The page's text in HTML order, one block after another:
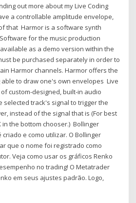
out more about my Live Coding
a controllable amplitude envelope,
that Harmor is a software synth
for the music production
as a demo version within the
be purchased separately in order to
Harmor channels. Harmor offers the
to draw one's own envelopes Live
custom-designed, built-in audio
selected track's signal to trigger the
instead of the signal that is (For best
in the bottom chooser.) Bollinger
criado e como utilizar. O Bollinger
que o nome foi registrado como
Veja como usar os gráficos Renko
no trading! O Metatrader
em seus ajustes padrão. Logo,